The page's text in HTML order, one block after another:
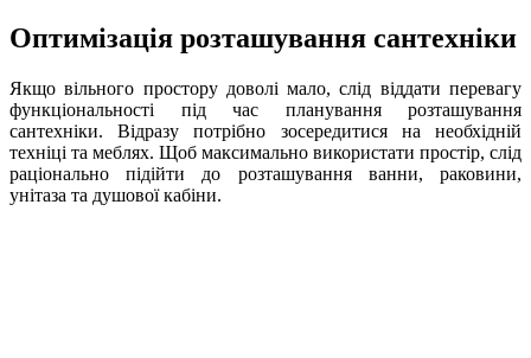
Оптимізація розташування сантехніки
Якщо вільного простору доволі мало, слід віддати перевагу
функціональності під час планування розташування
сантехніки. Відразу потрібно зосередитися на необхідній
техніці та меблях. Щоб максимально використати простір, слід
раціонально підійти до розташування ванни, раковини,
унітаза та душової кабіни.